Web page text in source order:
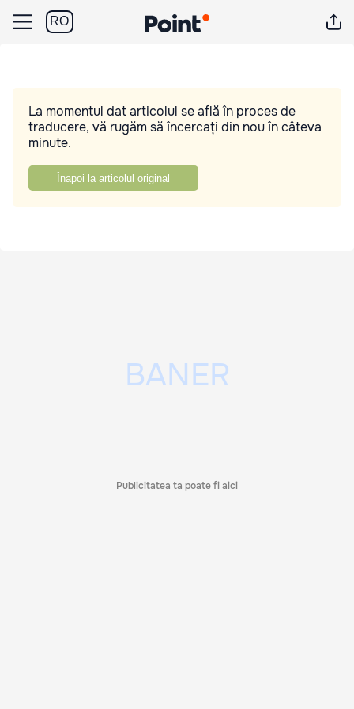
RO
La momentul dat articolul se află în proces de
traducere, vă rugăm să încercați din nou în câteva
minute.
Înapoi la articolul original
Publicitatea ta poate fi aici